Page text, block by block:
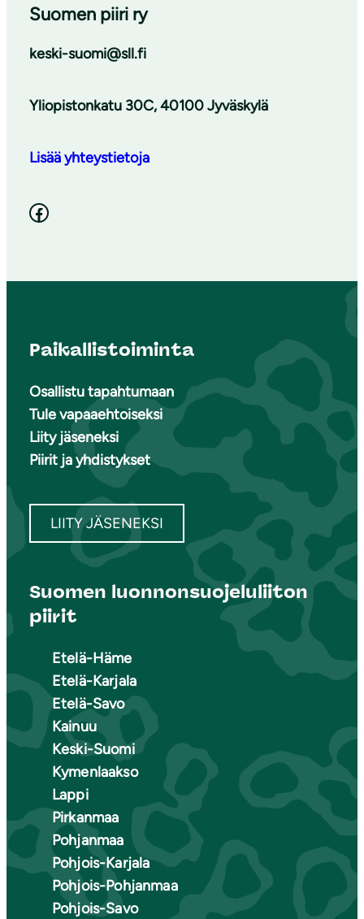
Suomen piiri ry
keski-suomi@sll.fi
Yliopistonkatu 30C, 40100 Jyväskylä
Lisää yhteystietoja
Facebook
Paikallistoiminta
Osallistu tapahtumaan
Tule vapaaehtoiseksi
Liity jäseneksi
Piirit ja yhdistykset
LIITY JÄSENEKSI
Suomen luonnonsuojeluliiton
piirit
Etelä-Häme
Etelä-Karjala
Etelä-Savo
Kainuu
Keski-Suomi
Kymenlaakso
Lappi
Pirkanmaa
Pohjanmaa
Pohjois-Karjala
Pohjois-Pohjanmaa
Pohjois-Savo